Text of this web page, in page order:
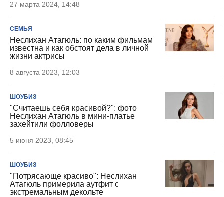
27 марта 2024, 14:48
СЕМЬЯ
Неслихан Атагюль: по каким фильмам
известна и как обстоят дела в личной
жизни актрисы
8 августа 2023, 12:03
ШОУБИЗ
"Считаешь себя красивой?": фото
Неслихан Атагюль в мини-платье
захейтили фолловеры
5 июня 2023, 08:45
ШОУБИЗ
"Потрясающе красиво": Неслихан
Атагюль примерила аутфит с
экстремальным декольте